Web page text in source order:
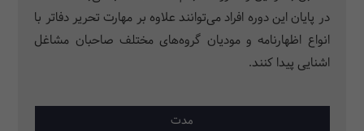
در پایان این دوره افراد می‌توانند علاوه بر مهارت تحریر دفاتر با
انواع اظهارنامه و مودیان گروه‌های مختلف صاحبان مشاغل
اشنایی پیدا کنند.
مدت